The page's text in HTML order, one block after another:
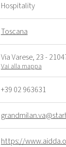
Hospitality
Toscana
Via Varese, 23 -
Vai alla mappa
+39 02 963631
https://